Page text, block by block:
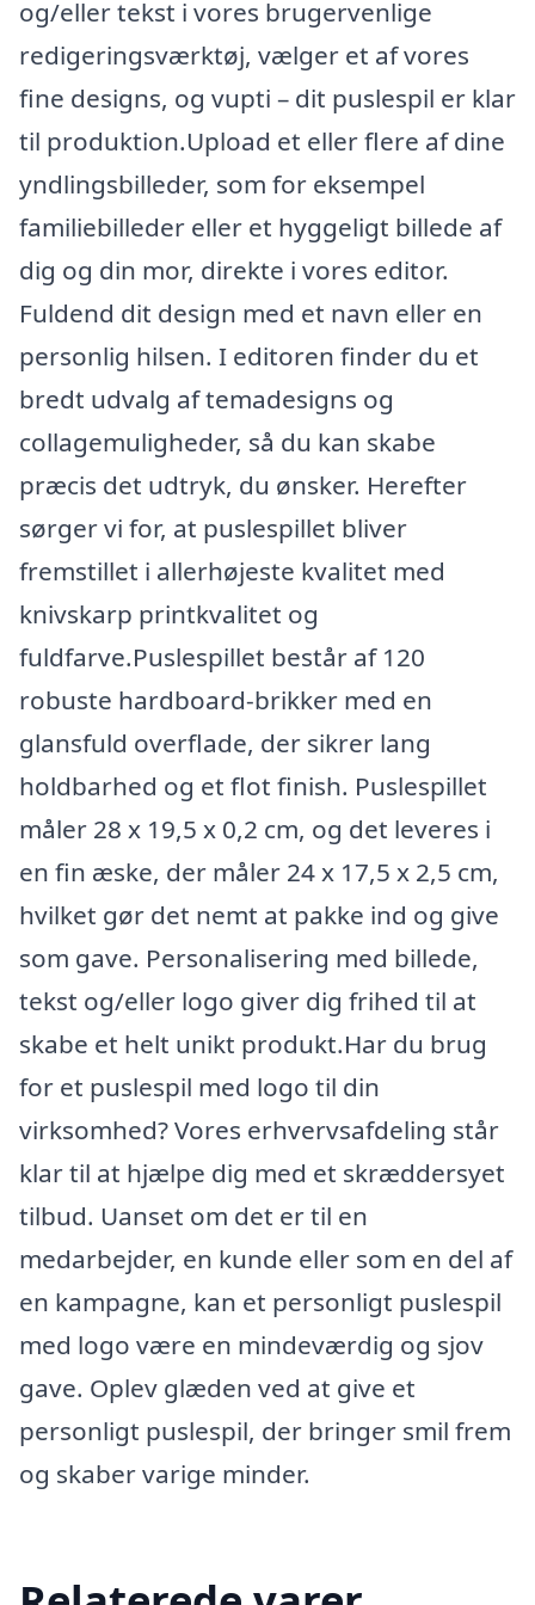
og/eller tekst i vores brugervenlige
redigeringsværktøj, vælger et af vores
fine designs, og vupti – dit puslespil er klar
til produktion.Upload et eller flere af dine
yndlingsbilleder, som for eksempel
familiebilleder eller et hyggeligt billede af
dig og din mor, direkte i vores editor.
Fuldend dit design med et navn eller en
personlig hilsen. I editoren finder du et
bredt udvalg af temadesigns og
collagemuligheder, så du kan skabe
præcis det udtryk, du ønsker. Herefter
sørger vi for, at puslespillet bliver
fremstillet i allerhøjeste kvalitet med
knivskarp printkvalitet og
fuldfarve.Puslespillet består af 120
robuste hardboard-brikker med en
glansfuld overflade, der sikrer lang
holdbarhed og et flot finish. Puslespillet
måler 28 x 19,5 x 0,2 cm, og det leveres i
en fin æske, der måler 24 x 17,5 x 2,5 cm,
hvilket gør det nemt at pakke ind og give
som gave. Personalisering med billede,
tekst og/eller logo giver dig frihed til at
skabe et helt unikt produkt.Har du brug
for et puslespil med logo til din
virksomhed? Vores erhvervsafdeling står
klar til at hjælpe dig med et skræddersyet
tilbud. Uanset om det er til en
medarbejder, en kunde eller som en del af
en kampagne, kan et personligt puslespil
med logo være en mindeværdig og sjov
gave. Oplev glæden ved at give et
personligt puslespil, der bringer smil frem
og skaber varige minder.